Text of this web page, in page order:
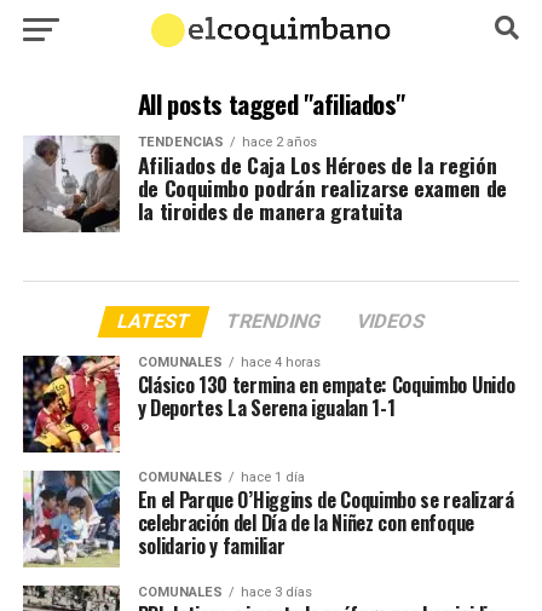
All posts tagged "afiliados"
TENDENCIAS hace 2 años
Afiliados de Caja Los Héroes de la región
de Coquimbo podrán realizarse examen de
la tiroides de manera gratuita
LATEST TRENDING VIDEOS
COMUNALES hace 4 horas
Clásico 130 termina en empate: Coquimbo Unido
y Deportes La Serena igualan 1-1
COMUNALES hace 1 día
En el Parque O’Higgins de Coquimbo se realizará
celebración del Día de la Niñez con enfoque
solidario y familiar
COMUNALES hace 3 días